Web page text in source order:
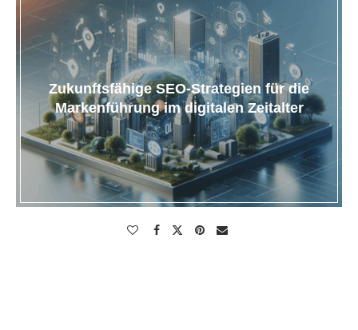
Zukunftsfähige SEO-Strategien für die
Markenführung im digitalen Zeitalter